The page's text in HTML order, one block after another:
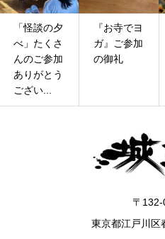
の夕
くさ
参加
とう
...
『お寺でヨ
ガ』ご参加
の御礼
夏の
ひま
〒132-
東京都江戸川区